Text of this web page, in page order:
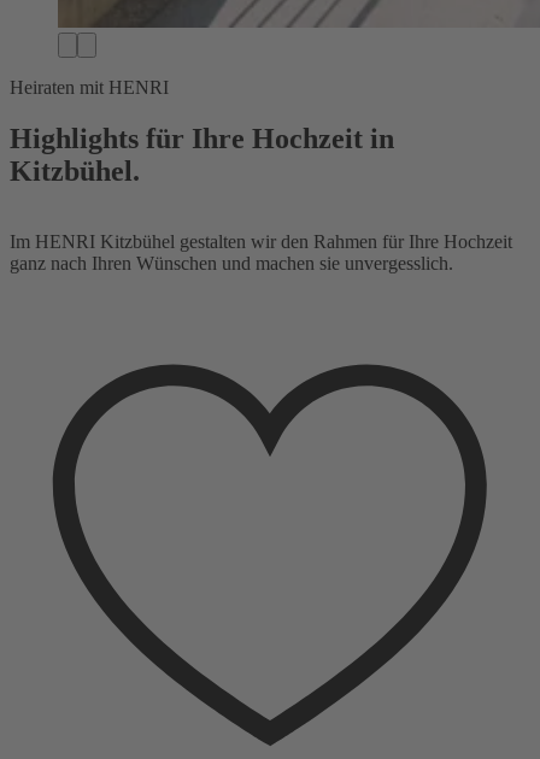
Heiraten mit HENRI
Highlights für Ihre Hochzeit in
Kitzbühel.
Im HENRI Kitzbühel gestalten wir den Rahmen für Ihre Hochzeit
ganz nach Ihren Wünschen und machen sie unvergesslich.